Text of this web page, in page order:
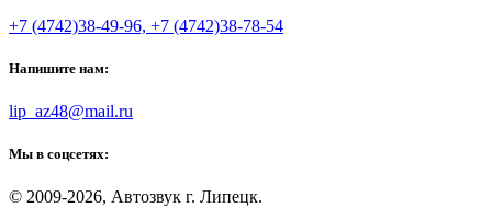
+7 (4742)38-49-96, +7 (4742)38-78-54
Напишите нам:
lip_az48@mail.ru
Мы в соцсетях:
© 2009-2026, Автозвук г. Липецк.